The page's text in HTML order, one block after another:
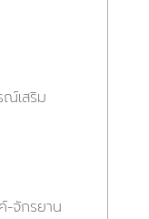
ณ์เสริม
-จักรยาน